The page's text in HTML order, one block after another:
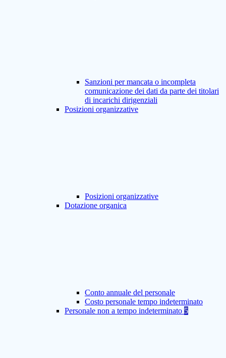
Sanzioni per mancata o incompleta
comunicazione dei dati da parte dei titolari
di incarichi dirigenziali
Posizioni organizzative
Posizioni organizzative
Dotazione organica
Conto annuale del personale
Costo personale tempo indeterminato
Personale non a tempo indeterminato 5